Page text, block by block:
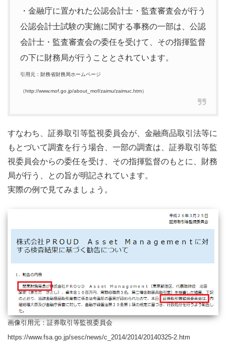
・金融庁に置かれた公認会計士・監査審査会が行う
公認会計士試験の実施に関する事務の一部は、公認
会計士・監査審査会の委任を受けて、その指揮監督
の下に財務局が行うこととされています。
引用元：財務省財務局ホームページ
（http://www.mof.go.jp/about_mof/zaimu/zaimuc.htm）
すなわち、証券取引等監視委員会が、金融商品取引法等に
もとづいて調査を行う場合、一部の調査は、証券取引等監
視委員会からの委任を受け、その指揮監督のもとに、財務
局が行う、との旨が明記されています。
実際の例で見てみましょう。
画像引用元：証券取引等監視委員会
https://www.fsa.go.jp/sesc/news/c_2014/2014/20140325-2.htm